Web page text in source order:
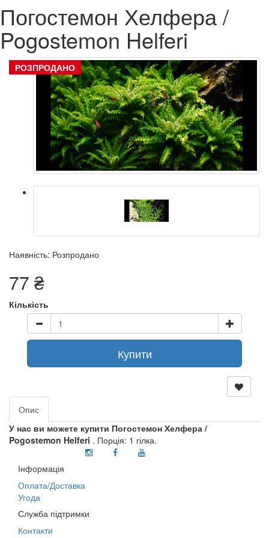
Погостемон Хелфера /
Pogostemon Helferi
РОЗПРОДАНО
Наявність: Розпродано
77 ₴
Кількість
Купити
Опис
У нас ви можете купити Погостемон Хелфера /
Pogostemon Helferi . Порція: 1 гілка.
Інформація
Оплата/Доставка
Угода
Служба підтримки
Контакти